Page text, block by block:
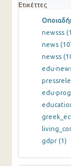
Ετικέττες
newsss
news
newss
edu-
edu-
gdpr (1)